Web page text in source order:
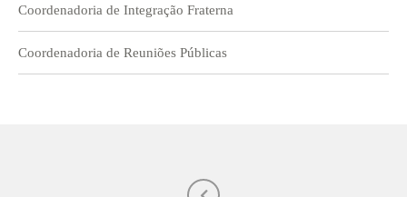
Coordenadoria de Integração Fraterna
Coordenadoria de Reuniões Públicas